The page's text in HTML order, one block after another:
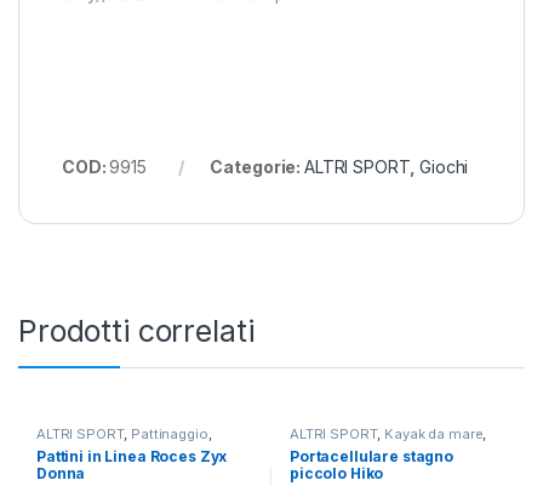
COD:9915 Categorie: ALTRI SPORT ,Giochi
Prodotti correlati
ALTRI SPORT, Pattinaggio,
Pattini da fitness
Pattini in Linea Roces Zyx
Donna
ALTRI SPORT, Kayak da mare,
Sacche stagne
Portacellulare stagno
piccolo Hiko